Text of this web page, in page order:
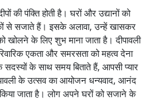
की पंक्ति होती है। घरों और उद्यानों को
से सजाते हैं। इसके अलावा, उन्हें खासकर
के लिए शुभ माना जाता है। दीपावली
एकता और समरसता को महत्व देना
सदस्यों के साथ समय बिताते हैं, आपसी प्यार
के उत्सव का आयोजन धन्यवाद, आनंद
जाता है। लोग अपने घरों को सजाने के